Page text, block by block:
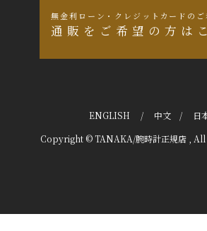
無金利ローン・クレジットカードのご
通販をご希望の方は
ENGLISH / 中文 / 日
Copyright © TANAKA/腕時計正規店 , All